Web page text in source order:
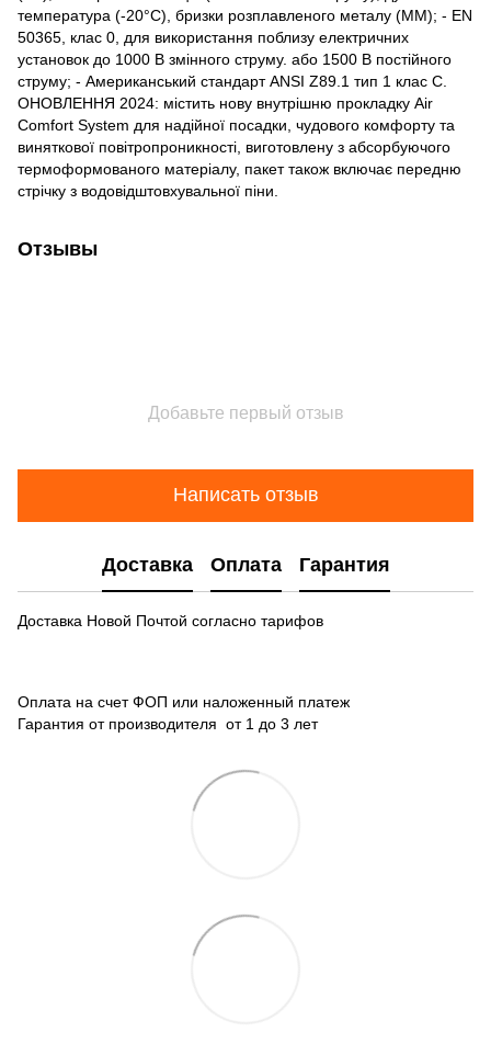
температура (-20°C), бризки розплавленого металу (MM); - EN
50365, клас 0, для використання поблизу електричних
установок до 1000 В змінного струму. або 1500 В постійного
струму; - Американський стандарт ANSI Z89.1 тип 1 клас C.
ОНОВЛЕННЯ 2024: містить нову внутрішню прокладку Air
Comfort System для надійної посадки, чудового комфорту та
виняткової повітропроникності, виготовлену з абсорбуючого
термоформованого матеріалу, пакет також включає передню
стрічку з водовідштовхувальної піни.
Отзывы
Добавьте первый отзыв
Написать отзыв
Доставка Оплата Гарантия
Доставка Новой Почтой согласно тарифов
Оплата на счет ФОП или наложенный платеж
Гарантия от производителя от 1 до 3 лет